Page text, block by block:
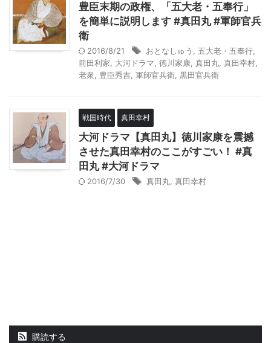
豊臣末期の政権、「五大老・五奉行」
を簡単に説明します #真田丸 #軍師官兵
衛
2016/8/21 おとなしゅう 五大老・五奉行
前田利家
大河ドラマ 徳川家康 真田丸 真田幸村
老衆 豊臣秀吉 軍師官兵衛 黒田官兵衛
戦国時代 真田幸村
大河ドラマ【真田丸】徳川家康を震撼
させた真田幸村のここがすごい！ #真
田丸 #大河ドラマ
2016/7/30 真田丸 真田幸村
購読する